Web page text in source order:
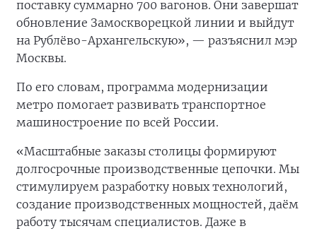
поставку суммарно 700 вагонов. Они завершат
обновление Замоскворецкой линии и выйдут
на Рублёво-Архангельскую», — разъяснил мэр
Москвы.
По его словам, программа модернизации
метро помогает развивать транспортное
машиностроение по всей России.
«Масштабные заказы столицы формируют
долгосрочные производственные цепочки. Мы
стимулируем разработку новых технологий,
создание производственных мощностей, даём
работу тысячам специалистов. Даже в